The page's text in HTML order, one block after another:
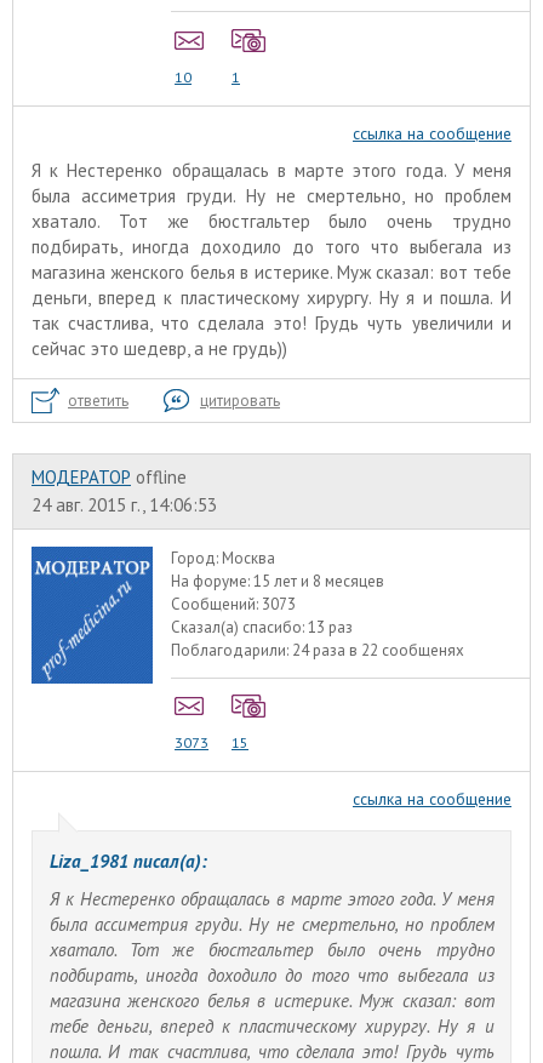
10 1
ссылка на сообщение
Я к Нестеренко обращалась в марте этого года. У меня
была ассиметрия груди. Ну не смертельно, но проблем
хватало. Тот же бюстгальтер было очень трудно
подбирать, иногда доходило до того что выбегала из
магазина женского белья в истерике. Муж сказал: вот тебе
деньги, вперед к пластическому хирургу. Ну я и пошла. И
так счастлива, что сделала это! Грудь чуть увеличили и
сейчас это шедевр, а не грудь))
ответить цитировать
МОДЕРАТОР offline
24 авг. 2015 г., 14:06:53
Город: Москва
На форуме:15 лет и 8 месяцев
Сообщений: 3073
Сказал(а) спасибо:13 раз
Поблагодарили: 24 раза в 22 сообщенях
3073 15
ссылка на сообщение
Liza_1981 писал(а):
Я к Нестеренко обращалась в марте этого года. У меня
была ассиметрия груди. Ну не смертельно, но проблем
хватало. Тот же бюстгальтер было очень трудно
подбирать, иногда доходило до того что выбегала из
магазина женского белья в истерике. Муж сказал: вот
тебе деньги, вперед к пластическому хирургу. Ну я и
пошла. И так счастлива, что сделала это! Грудь чуть